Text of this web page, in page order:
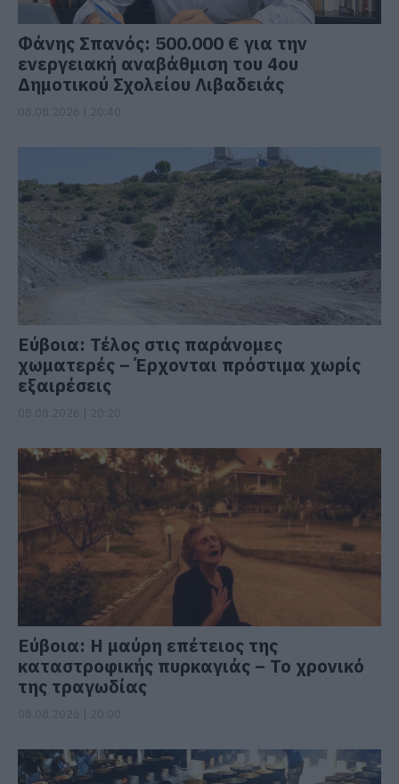
Φάνης Σπανός: 500.000 € για την
ενεργειακή αναβάθμιση του 4ου
Δημοτικού Σχολείου Λιβαδειάς
Εύβοια: Τέλος στις παράνομες
χωματερές – Έρχονται πρόστιμα χωρίς
εξαιρέσεις
Εύβοια: Η μαύρη επέτειος της
καταστροφικής πυρκαγιάς – Το χρονικό
της τραγωδίας